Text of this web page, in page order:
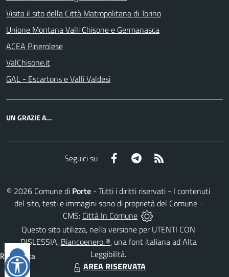
Visita il sito della Città Matropolitana di Torino
Unione Montana Valli Chisone e Germanasca
ACEA Pinerolese
ValChisone.it
GAL - Escartons e Valli Valdesi
UN GRAZIE A...
Seguici su Facebook Telegram
© 2026 Comune di Porte - Tutti i diritti riservati - I contenuti
del sito, testi e immagini sono di proprietà del Comune -
CMS: Città In Comune
Questo sito utilizza, nella versione per UTENTI CON
DISLESSIA, Biancoenero ®, una font italiana ad Alta
Leggibilità.
AREA RISERVATA
Reimposta
tutto